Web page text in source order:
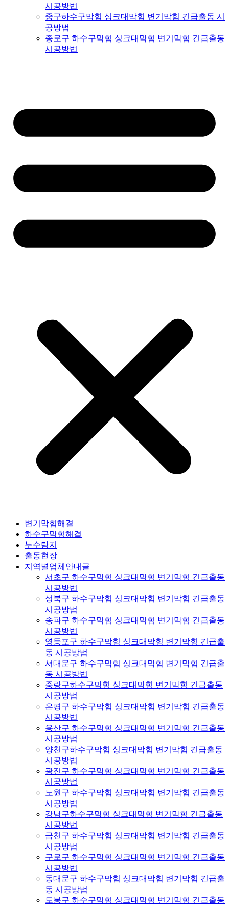
시공방법
중구하수구막힘 싱크대막힘 변기막힘 긴급출동 시
공방법
종로구 하수구막힘 싱크대막힘 변기막힘 긴급출동
시공방법
변기막힘해결
하수구막힘해결
누수탐지
출동현장
지역별업체안내글
서초구 하수구막힘 싱크대막힘 변기막힘 긴급출동
시공방법
성북구 하수구막힘 싱크대막힘 변기막힘 긴급출동
시공방법
송파구 하수구막힘 싱크대막힘 변기막힘 긴급출동
시공방법
영등포구 하수구막힘 싱크대막힘 변기막힘 긴급출
동 시공방법
서대문구 하수구막힘 싱크대막힘 변기막힘 긴급출
동 시공방법
중랑구하수구막힘 싱크대막힘 변기막힘 긴급출동
시공방법
은평구 하수구막힘 싱크대막힘 변기막힘 긴급출동
시공방법
용산구 하수구막힘 싱크대막힘 변기막힘 긴급출동
시공방법
양천구하수구막힘 싱크대막힘 변기막힘 긴급출동
시공방법
광진구 하수구막힘 싱크대막힘 변기막힘 긴급출동
시공방법
노원구 하수구막힘 싱크대막힘 변기막힘 긴급출동
시공방법
강남구하수구막힘 싱크대막힘 변기막힘 긴급출동
시공방법
금천구 하수구막힘 싱크대막힘 변기막힘 긴급출동
시공방법
구로구 하수구막힘 싱크대막힘 변기막힘 긴급출동
시공방법
동대문구 하수구막힘 싱크대막힘 변기막힘 긴급출
동 시공방법
도봉구 하수구막힘 싱크대막힘 변기막힘 긴급출동